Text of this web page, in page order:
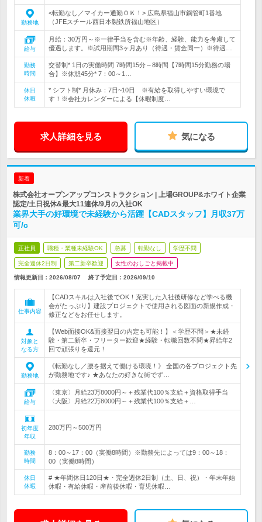
勤務地
<転勤なし／マイカー通勤ＯＫ！> 広島県福山市鋼管町1番地
（JFEスチール西日本製鉄所福山地区）
給与
月給：30万円～※一律手当を含む※年齢、経験、能力を考慮して
優遇します。※試用期間3ヶ月あり（待遇・賃金同一）※待遇…
勤務
時間
交替制* 1日の実働時間 7時間15分～8時間【7時間15分勤務の場
合】※休憩45分* 7：00～1…
休日
休暇
* シフト制* 月休み：7日~10日 ※有給を取得しやすい環境で
す！※会社カレンダーによる【休暇制度…
求人詳細を見る 気になる
新着
株式会社オープンアップコンストラクション | 上場GROUP&ホワイト企業
認定/土日祝休&最大11連休/9月の入社OK
業界大手の好環境で未経験から活躍【CADスタッフ】月収37万
可/c
正社員 職種・業種未経験OK 急募 転勤なし 学歴不問
完全週休2日制 第二新卒歓迎 女性のおしごと掲載中
情報更新日：2026/08/07 終了予定日： 2026/09/10
仕事内容
【CADスキルは入社後でOK！充実した入社後研修など学べる機
会がたっぷり】建設プロジェクトで使用される図面の新規作成・
修正などをお任せします。
対象と
なる方
【Web面接OK&面接翌日の内定も可能！】＜学歴不問＞★未経
験・第二新卒・フリーター歓迎★経験・転職回数不問★昇給年2
回で頑張りを還元！
勤務地
《転勤なし／腰を据えて働ける環境！》 全国の各プロジェクト先
が勤務地です♪ ★あなたの好きな街でず…
給与
〈東京〉月給23万8000円～＋残業代100％支給＋資格取得手当
〈大阪〉月給22万8000円～＋残業代100％支給＋…
初年度
年収
280万円～500万円
勤務
時間
8：00～17：00（実働8時間）※勤務先によっては9：00～18：
00（実働8時間）
休日
休暇
# ★年間休日120日★・完全週休2日制（土、日、祝）・年末年始
休暇・有給休暇・産前後休暇・育児休暇…